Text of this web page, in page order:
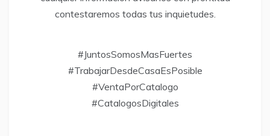
contestaremos todas tus inquietudes.
#JuntosSomosMasFuertes
#TrabajarDesdeCasaEsPosible
#VentaPorCatalogo
#CatalogosDigitales